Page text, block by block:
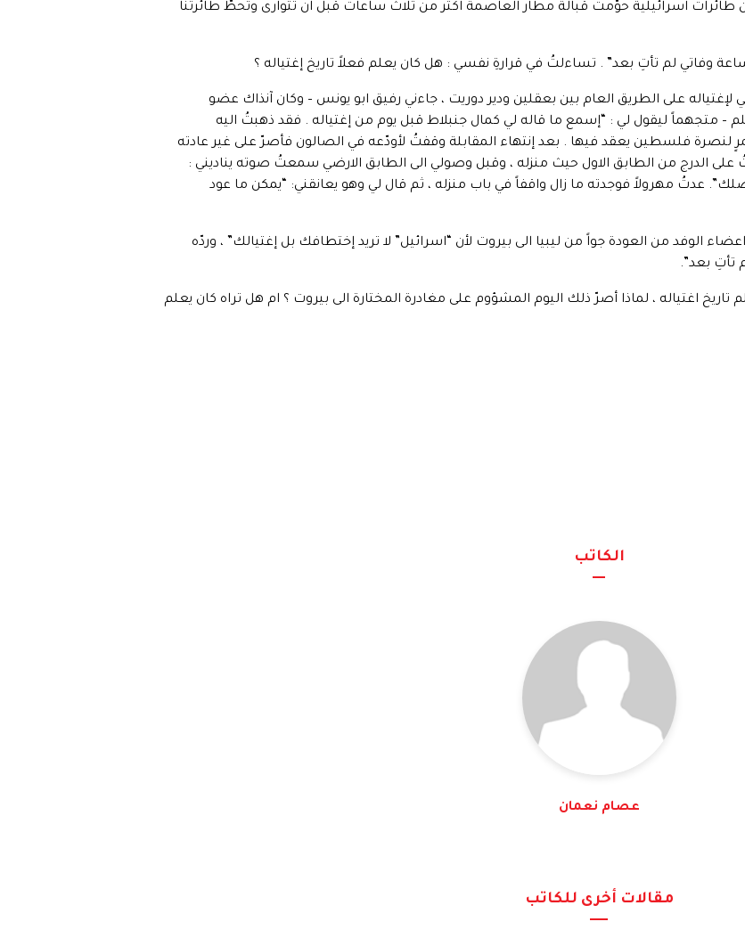
طائرات اسرائيلية حوّمت قُبالة مطار العاصمة اكثر من ثلاث ساعات قبل ان تتوارى وتحطّ طائرتنا
وفاتي لم تأتِ بعد” . تساءلتُ في قرارةِ نفسي : هل كان يعلم فعلاً تاريخ إغتياله ؟
لإغتياله على الطريق العام بين بعقلين ودير دوريت ، جاءني رفيق ابو يونس – وكان آنذاك عضو
– متجهماً ليقول لي : “إسمع ما قاله لي كمال جنبلاط قبل يوم من إغتياله . فقد ذهبتُ اليه
لنصرة فلسطين يعقد فيها . بعد إنتهاء المقابلة وقفتُ لأودّعه في الصالون فأصرّ على غير عادته
على الدرج من الطابق الاول حيث منزله ، وقبل وصولي الى الطابق الارضي سمعتُ صوته يناديني :
عدتُ مهرولاً فوجدته ما زال واقفاً في باب منزله ، ثم قال لي وهو يعانقني: “يمكن ما عود
الوفد من العودة جواً من ليبيا الى بيروت لأن “اسرائيل” لا تريد إختطافك بل إغتيالك” ، وردّه
تأتِ بعد”.
اغتياله ، لماذا أصرّ ذلك اليوم المشؤوم على مغادرة المختارة الى بيروت ؟ ام هل تراه كان يعلم
الكاتب
عصام نعمان
مقالات أخرى للكاتب